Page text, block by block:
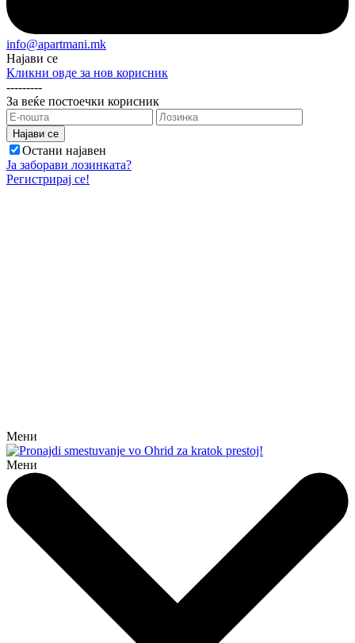
info@apartmani.mk
Најави се
Кликни овде за нов корисник
---------
За веќе постоечки корисник
Остани најавен
Ја заборави лозинката?
Регистрирај се!
Мени
Мени